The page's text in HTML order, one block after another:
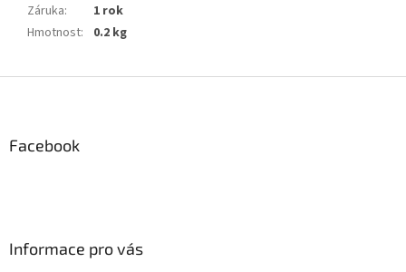
Záruka:
1 rok
Hmotnost: 0.2 kg
Facebook
Informace pro vás